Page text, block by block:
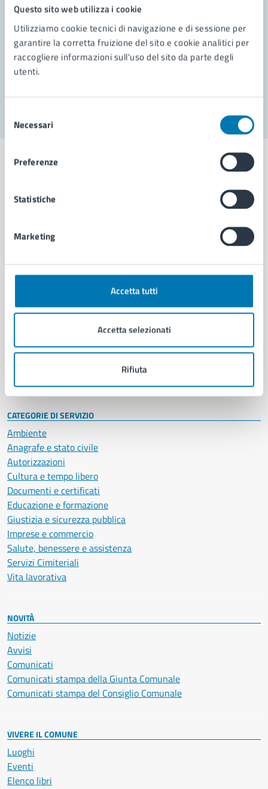
Questo sito web utilizza i cookie
Utilizziamo cookie tecnici di navigazione e di sessione per
garantire la corretta fruizione del sito e cookie analitici per
raccogliere informazioni sull'uso del sito da parte degli
utenti.
delNecessari
Preferenze
Statistiche
Marketing
Accetta tutti
Accetta selezionati
Rifiuta
Richiedi assistenza
Prenota appuntamento
Problemi in città
Comune di Napoli
AMMINISTRAZIONE
Organi di governo
Enti e fondazioni
Personale amministrativo
Intranet, posta aziendale e protocollo
CATEGORIE DI SERVIZIO
Ambiente
Anagrafe e stato civile
Autorizzazioni
Cultura e tempo libero
Documenti e certificati
Educazione e formazione
Giustizia e sicurezza pubblica
Imprese e commercio
Salute, benessere e assistenza
Servizi Cimiteriali
Vita lavorativa
NOVITÀ
Notizie
Avvisi
Comunicati
Comunicati stampa della Giunta Comunale
Comunicati stampa del Consiglio Comunale
VIVERE IL COMUNE
Luoghi
Eventi
Elenco libri